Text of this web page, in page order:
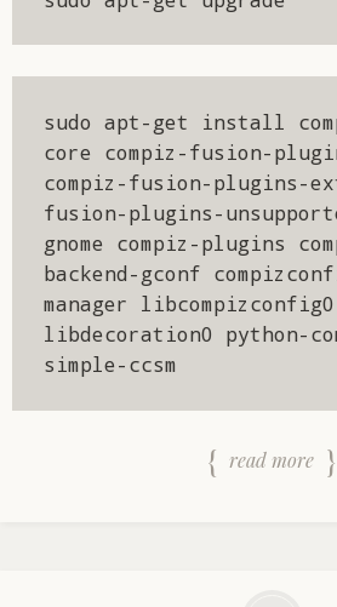
sudo apt-get install
core compiz-fusion-
compiz-fusion-plugins-
fusion-plugins-
gnome compiz-plugins
backend-gconf
manager libcompizconfig0
libdecoration0 python-
simple-ccsm
read more